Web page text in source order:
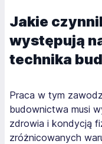
Jakie
występują
technika
Praca w tym
budownictwa musi
zdrowia i kondycją
zróżnicowanych